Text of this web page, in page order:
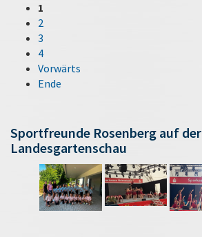
1
2
3
4
Vorwärts
Ende
Sportfreunde Rosenberg auf der
Landesgartenschau